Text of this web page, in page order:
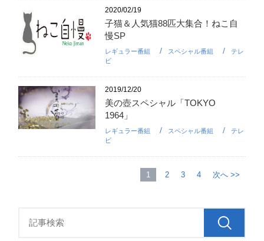
2020/02/19
子猫＆人気猫88匹大集合！ねこ自
慢SP
レギュラー番組 スペシャル番組
テレ
ビ
2019/12/20
美の壺スペシャル「TOKYO
1964」
レギュラー番組 スペシャル番組
テレ
ビ
1 2 3 4 次へ >>